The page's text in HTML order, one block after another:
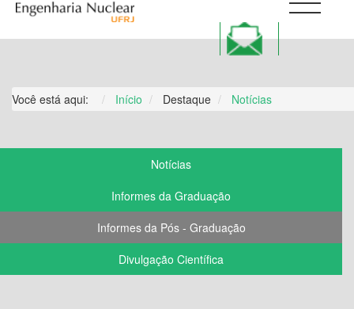
Você está aqui: Início Destaque Notícias
Notícias
Informes da Graduação
Informes da Pós - Graduação
Divulgação Científica